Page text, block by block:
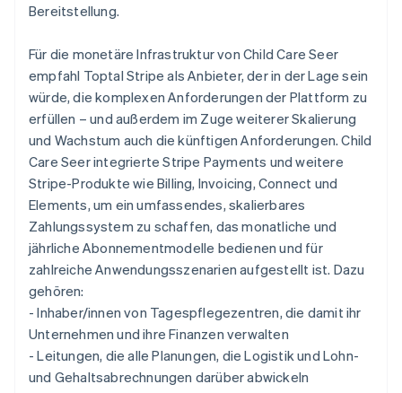
Bereitstellung.
Für die monetäre Infrastruktur von Child Care Seer
empfahl Toptal Stripe als Anbieter, der in der Lage sein
würde, die komplexen Anforderungen der Plattform zu
erfüllen – und außerdem im Zuge weiterer Skalierung
und Wachstum auch die künftigen Anforderungen. Child
Care Seer integrierte Stripe Payments und weitere
Stripe-Produkte wie Billing, Invoicing, Connect und
Elements, um ein umfassendes, skalierbares
Zahlungssystem zu schaffen, das monatliche und
jährliche Abonnementmodelle bedienen und für
zahlreiche Anwendungsszenarien aufgestellt ist. Dazu
gehören:
- Inhaber/innen von Tagespflegezentren, die damit ihr
Unternehmen und ihre Finanzen verwalten
- Leitungen, die alle Planungen, die Logistik und Lohn-
und Gehaltsabrechnungen darüber abwickeln